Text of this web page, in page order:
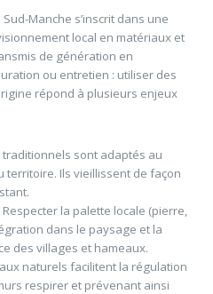
Manche s’inscrit dans une
local en matériaux et
de génération en
ou entretien : utiliser des
répond à plusieurs enjeux
sont adaptés au
territoire. Ils vieillissent de façon
Respecter la palette locale (pierre,
dans le paysage et la
des villages et hameaux.
naturels facilitent la régulation
respirer et prévenant ainsi